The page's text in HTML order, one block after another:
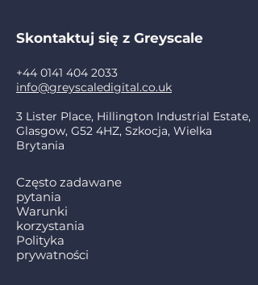
Skontaktuj się z Greyscale
+44 0141 404 2033
info@greyscaledigital.co.uk
3 Lister Place, Hillington Industrial Estate,
Glasgow, G52 4HZ, Szkocja, Wielka
Brytania
Często zadawane
pytania
Warunki
korzystania
Polityka
prywatności